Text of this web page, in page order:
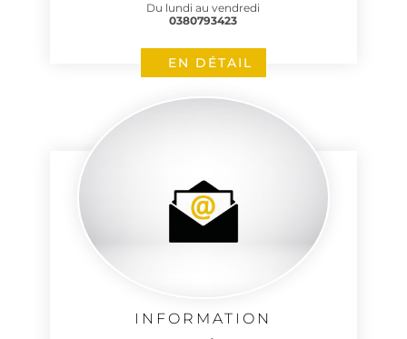
Du lundi au vendredi
0380793423
EN DÉTAIL
INFORMATION